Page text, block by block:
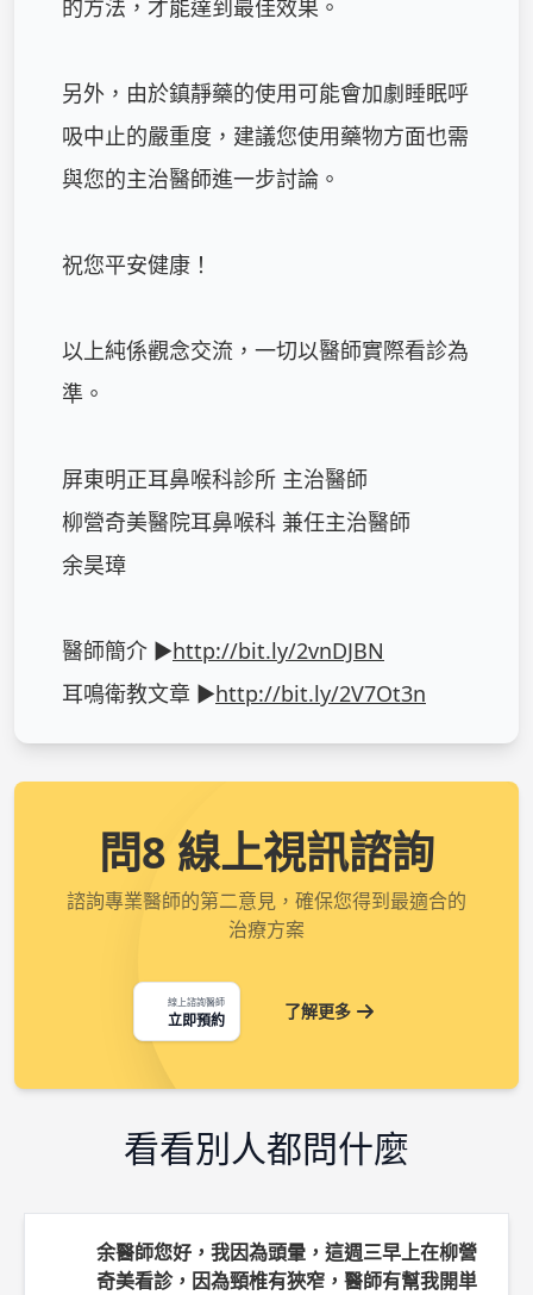
的方法，才能達到最佳效果。
另外，由於鎮靜藥的使用可能會加劇睡眠呼
吸中止的嚴重度，建議您使用藥物方面也需
與您的主治醫師進一步討論。
祝您平安健康！
以上純係觀念交流，一切以醫師實際看診為
準。
屏東明正耳鼻喉科診所 主治醫師
柳營奇美醫院耳鼻喉科 兼任主治醫師
余昊璋
醫師簡介 ►http://bit.ly/2vnDJBN
耳鳴衛教文章 ►http://bit.ly/2V7Ot3n
問8 線上視訊諮詢
諮詢專業醫師的第二意見，確保您得到最適合的
治療方案
線上諮詢醫師
立即預約 了解更多
看看別人都問什麼
余醫師您好，我因為頭暈，這週三早上在柳營
奇美看診，因為頸椎有狹窄，醫師有幫我開単